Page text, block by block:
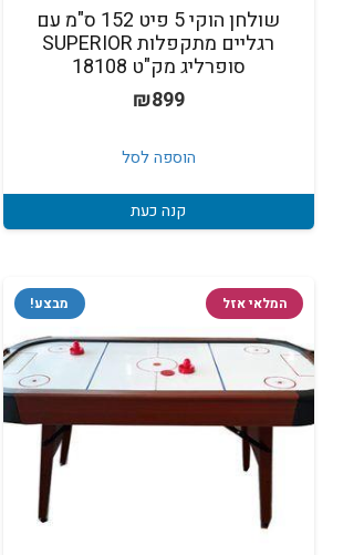
שולחן הוקי 5 פיט 152 ס"מ עם
רגליים מתקפלות SUPERIOR
סופרליג מק"ט 18108
₪899
הוספה לסל
קנה כעת
מבצע! המלאי אזל